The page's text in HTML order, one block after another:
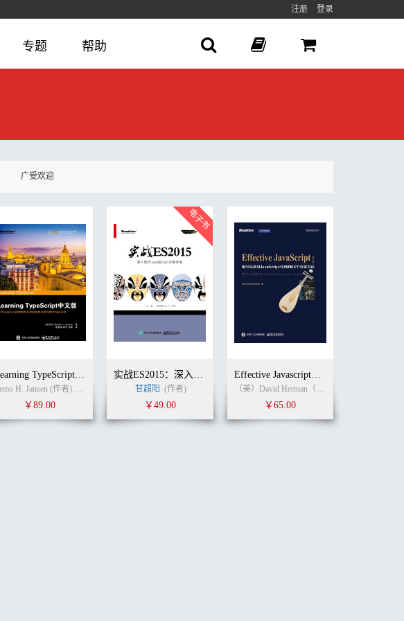
注册 登录
专题 帮助
广受欢迎
李晶 (译者)
Learning TypeScript中文版
Remo H. Jansen (作者)
龙逸楠
￥89.00
实战ES2015：深入现代JavaScript 应用开发
甘超阳 (作者)
￥49.00
Effective Javascript：编写高质量JavaScript代码的68个有效方法 英文版
（美）David Herman（大卫·赫尔曼） (作者) 无 (译者)
￥65.00